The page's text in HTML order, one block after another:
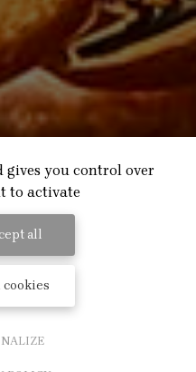
gives you control over
to activate
all